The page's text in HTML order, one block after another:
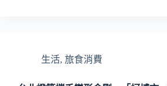
生活, 旅食消費